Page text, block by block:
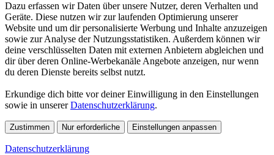
Dazu erfassen wir Daten über unsere Nutzer, deren Verhalten und
Geräte. Diese nutzen wir zur laufenden Optimierung unserer
Website und um dir personalisierte Werbung und Inhalte anzuzeigen
sowie zur Analyse der Nutzungsstatistiken. Außerdem können wir
deine verschlüsselten Daten mit externen Anbietern abgleichen und
dir über deren Online-Werbekanäle Angebote anzeigen, nur wenn
du deren Dienste bereits selbst nutzt.
Erkundige dich bitte vor deiner Einwilligung in den Einstellungen
sowie in unsererDatenschutzerklärung.
Zustimmen Nur erforderliche Einstellungen anpassen
Datenschutzerklärung